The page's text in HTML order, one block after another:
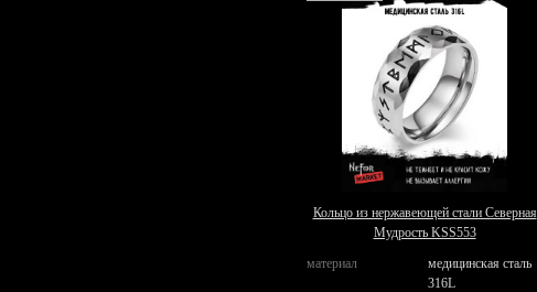
Кольцо из нержавеющей стали Северная
Мудрость KSS553
материал
медицинская сталь
316L